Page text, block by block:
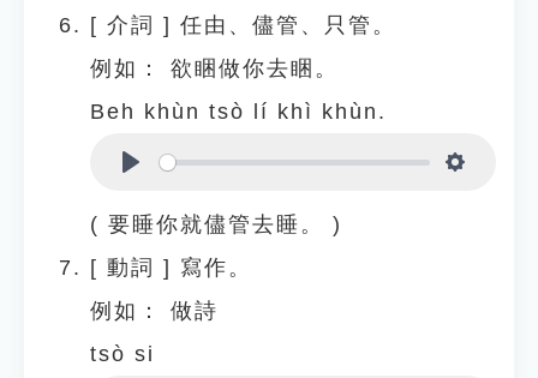
[ 介詞 ] 任由、儘管、只管。
例如：
欲睏做你去睏。
Beh khùn tsò lí khì khùn.
( 要睡你就儘管去睡。 )
[ 動詞 ] 寫作。
例如：
做詩
tsò si